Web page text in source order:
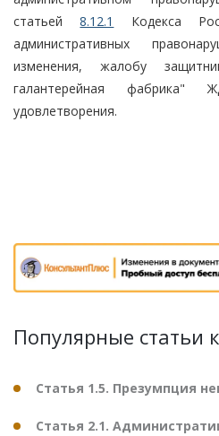
статьей8.12.1
Кодекса
административных
изменения, жалобу
галантерейная
удовлетворения.
Популярные статьи
Статья 1.5. Презумпция
Статья 2.1.